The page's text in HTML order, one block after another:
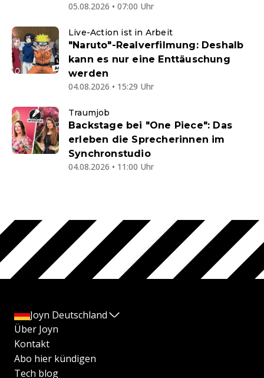
05.08.2026 • 07:00 Uhr
Live-Action ist in Arbeit
"Naruto"-Realverfilmung: Deshalb
kann es nur eine Enttäuschung
werden
04.08.2026 • 15:29 Uhr
Traumjob
Backstage bei "One Piece": Das
erleben die Sprecherinnen im
Synchronstudio
04.08.2026 • 11:00 Uhr
Joyn Deutschland
Über Joyn
Kontakt
Abo hier kündigen
Tech blog